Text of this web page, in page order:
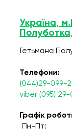
Україна,
Гетьмана
Телефони:
(044)29-099-
viber (095)
Графік
Пн-Пт: